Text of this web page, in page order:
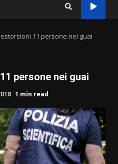
11 persone nei guai
persone nei guai
1 min read